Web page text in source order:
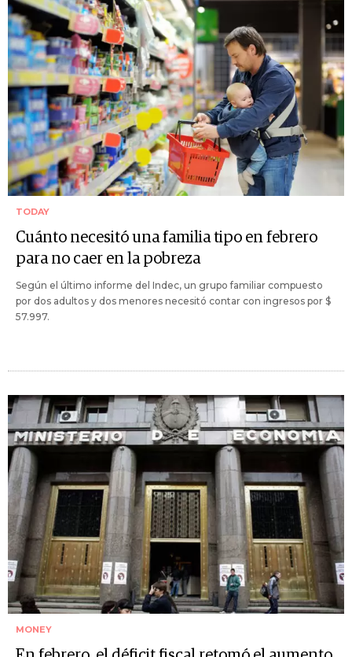
TODAY
Cuánto necesitó una familia tipo en febrero
para no caer en la pobreza
Según el último informe del Indec, un grupo familiar compuesto
por dos adultos y dos menores necesitó contar con ingresos por $
57.997.
MONEY